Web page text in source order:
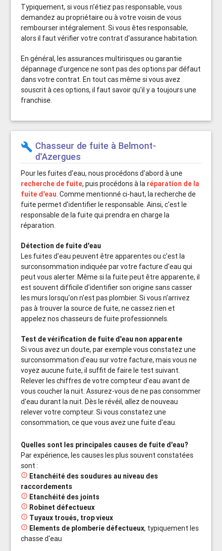
Typiquement, si vous n'étiez pas responsable, vous
demandez au propriétaire ou à votre voisin de vous
rembourser intégralement. Si vous êtes responsable,
alors il faut vérifier votre contrat d'assurance habitation.
En général, les assurances multirisques ou garantie
dépannage d'urgence ne sont pas des options par défaut
dans votre contrat. En tout cas même si vous avez
souscrit à ces options, il faut savoir qu'il y a toujours une
franchise.
build Chasseur de fuite à Belmont-
d'Azergues
Pour les fuites d'eau, nous procédons d'abord à une
recherche de fuite, puis procédons à la réparation de la
fuite d'eau. Comme mentionné ci-haut, la recherche de
fuite permet d'identifier le responsable. Ainsi, c'est le
responsable de la fuite qui prendra en charge la
réparation.
Détection de fuite d'eau
Les fuites d'eau peuvent être apparentes ou c'est la
surconsommation indiquée par votre facture d'eau qui
peut vous alerter. Même si la fuite peut être apparente, il
est souvent difficile d'identifier son origine sans casser
les murs lorsqu'on n'est pas plombier. Si vous n'arrivez
pas à trouver la source de fuite, ne cassez rien et
appelez nos chasseurs de fuite professionnels.
Test de vérification de fuite d'eau non apparente
Si vous avez un doute, par exemple vous constatez une
surconsommation d'eau sur votre facture, mais vous ne
voyez aucune fuite, il suffit de faire le test suivant.
Relever les chiffres de votre compteur d'eau avant de
vous coucher la nuit. Assurez-vous de ne pas consommer
d'eau durant la nuit. Dès le révéil, allez de nouveau
relever votre compteur. Si vous constatez une
consommation, ce que vous avez une fuite d'eau.
Quelles sont les principales causes de fuite d'eau?
Par expérience, les causes les plus souvent constatées
sont :
 Etanchéité des soudures au niveau des
raccordements
 Etanchéité des joints
 Robinet défectueux
 Tuyaux troués, trop vieux
 Elements de plomberie défectueux, typiquement les
chasse d'eau